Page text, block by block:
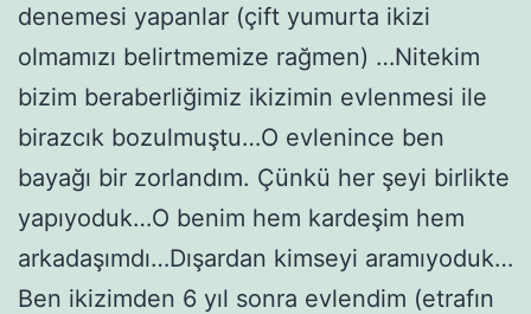
denemesi yapanlar (çift yumurta ikizi
olmamızı belirtmemize rağmen) …Nitekim
bizim beraberliğimiz ikizimin evlenmesi ile
birazcık bozulmuştu…O evlenince ben
bayağı bir zorlandım. Çünkü her şeyi birlikte
yapıyoduk…O benim hem kardeşim hem
arkadaşımdı…Dışardan kimseyi aramıyoduk…
Ben ikizimden 6 yıl sonra evlendim (etrafın